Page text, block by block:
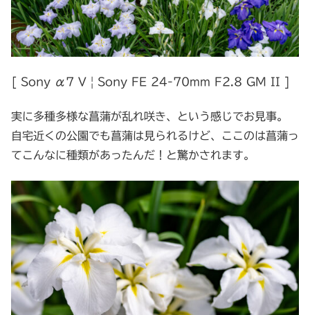
[ Sony α7 V | Sony FE 24-70mm F2.8 GM II ]
実に多種多様な菖蒲が乱れ咲き、という感じでお見事。
自宅近くの公園でも菖蒲は見られるけど、ここのは菖蒲っ
てこんなに種類があったんだ！と驚かされます。